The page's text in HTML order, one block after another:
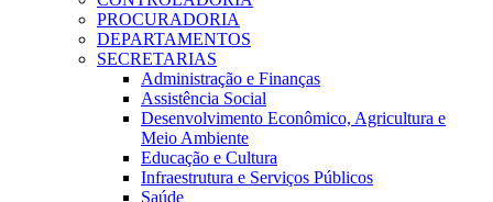
PROCURADORIA
DEPARTAMENTOS
SECRETARIAS
Administração e Finanças
Assistência Social
Desenvolvimento Econômico, Agricultura e
Meio Ambiente
Educação e Cultura
Infraestrutura e Serviços Públicos
Saúde